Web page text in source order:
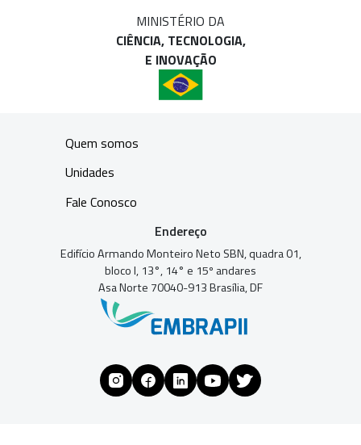
MINISTÉRIO DA
CIÊNCIA, TECNOLOGIA,
E INOVAÇÃO
Quem somos
Unidades
Fale Conosco
Endereço
Edifício Armando Monteiro Neto SBN, quadra 01,
bloco I, 13°, 14° e 15º andares
Asa Norte 70040-913 Brasília, DF